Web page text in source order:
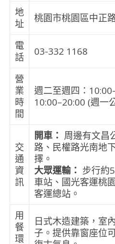
地
址
桃園市桃園區中正
電
話
03-332 1168
營
業
時
間
週二至週四：
10:00–20:00 (週一
交
通
資
訊
開車： 周邊有文昌
路、民權路光南地
擇。
大眾運輸： 步行約
車站、國光客運桃
客運總站。
用
餐
環
日式木造建築，室
子。提供靠窗座位